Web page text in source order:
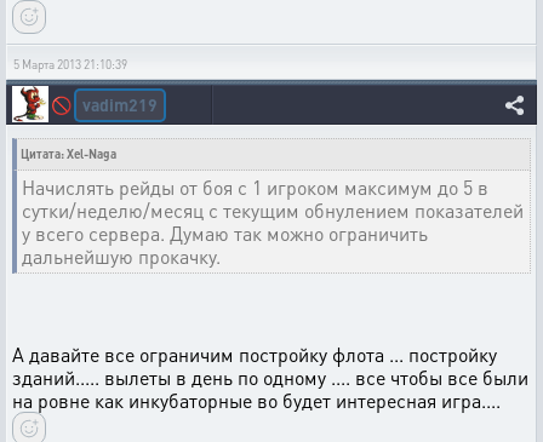
5 Марта 2013 21:10:39
🚫 vadim219
Цитата: Xel-Naga
Начислять рейды от боя с 1 игроком максимум до 5 в
сутки/неделю/месяц с текущим обнулением показателей
у всего сервера. Думаю так можно ограничить
дальнейшую прокачку.
А давайте все ограничим постройку флота ... постройку
зданий..... вылеты в день по одному .... все чтобы все были
на ровне как инкубаторные во будет интересная игра....